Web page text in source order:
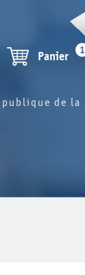
Panier
1
de la